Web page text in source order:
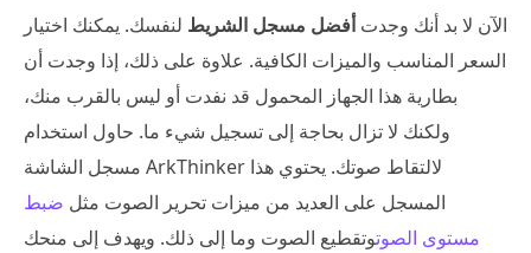
الآن لا بد أنك وجدتأفضل مسجل الشريط لنفسك. يمكنك اختيار
السعر المناسب والميزات الكافية. علاوة على ذلك، إذا وجدت أن
بطارية هذا الجهاز المحمول قد نفدت أو ليس بالقرب منك،
ولكنك لا تزال بحاجة إلى تسجيل شيء ما. حاول استخدام
مسجل الشاشة ArkThinker لالتقاط صوتك. يحتوي هذا
المسجل على العديد من ميزات تحرير الصوت مثل ضبط
مستوى الصوتوتقطيع الصوت وما إلى ذلك. ويهدف إلى منحك